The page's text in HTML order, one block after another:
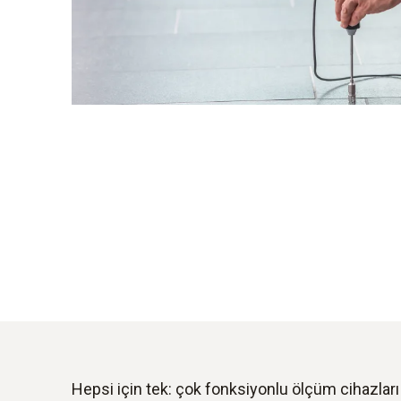
Hepsi için tek: çok fonksiyonlu ölçüm cihazları